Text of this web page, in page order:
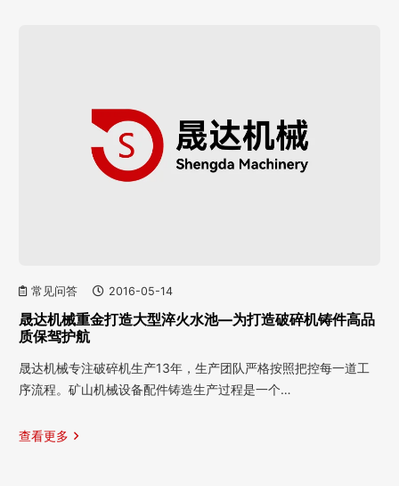
常见问答 2016-05-14
晟达机械重金打造大型淬火水池—为打造破碎机铸件高品
质保驾护航
晟达机械专注破碎机生产13年，生产团队严格按照把控每一道工
序流程。矿山机械设备配件铸造生产过程是一个…
查看更多